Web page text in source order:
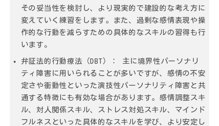
その妥当性を検討し、より現実的で建設的な考え方に
変えていく練習をします。また、過剰な感情表現や操
作的な行動を減らすための具体的なスキルの習得も行
います。
弁証法的行動療法（DBT）：
主に境界性パーソナリ
ティ障害に用いられることが多いですが、感情の不安
定さや衝動性といった演技性パーソナリティ障害と共
通する特徴にも有効な場合があります。感情調整スキ
ル、対人関係スキル、ストレス対処スキル、マインド
フルネスといった具体的なスキルを学び、より安定し